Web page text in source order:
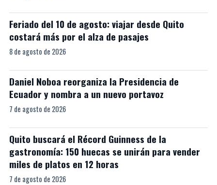
Feriado del 10 de agosto: viajar desde Quito
costará más por el alza de pasajes
8 de agosto de 2026
Daniel Noboa reorganiza la Presidencia de
Ecuador y nombra a un nuevo portavoz
7 de agosto de 2026
Quito buscará el Récord Guinness de la
gastronomía: 150 huecas se unirán para vender
miles de platos en 12 horas
7 de agosto de 2026